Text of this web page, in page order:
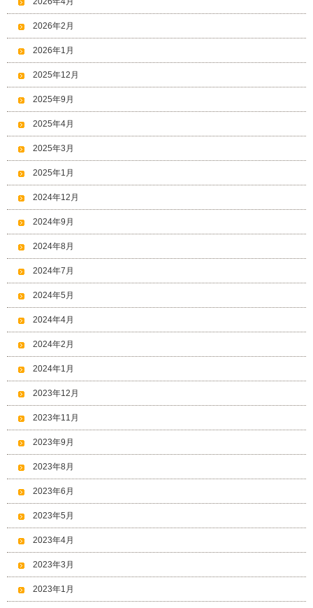
2026年2月
2026年1月
2025年12月
2025年9月
2025年4月
2025年3月
2025年1月
2024年12月
2024年9月
2024年8月
2024年7月
2024年5月
2024年4月
2024年2月
2024年1月
2023年12月
2023年11月
2023年9月
2023年8月
2023年6月
2023年5月
2023年4月
2023年3月
2023年1月